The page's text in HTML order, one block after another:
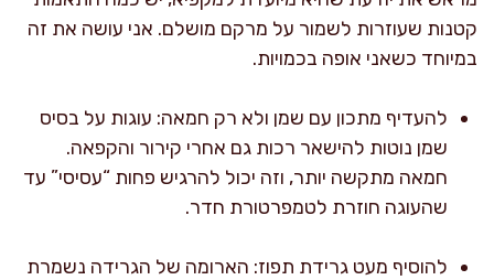
קטנות שעוזרות לשמור על מרקם מושלם. אני עושה את זה
במיוחד כשאני אופה בכמויות.
להעדיף מתכון עם שמן ולא רק חמאה: עוגות על בסיס
שמן נוטות להישאר רכות גם אחרי קירור והקפאה.
חמאה מתקשה יותר, וזה יכול להרגיש פחות “עסיסי” עד
שהעוגה חוזרת לטמפרטורת חדר.
להוסיף מעט גרידת תפוז: הארומה של הגרידה נשמרת